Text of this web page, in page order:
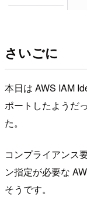
さいごに
本日は AWS IAM
ポートしたようだ
た。
コンプライアンス
ン指定が必要な
そうです。